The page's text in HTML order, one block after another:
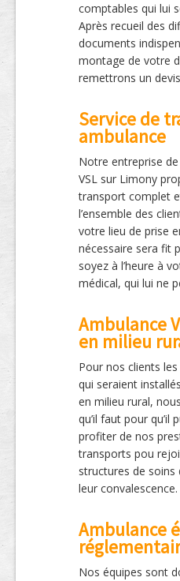
comptables qui lui
Après recueil des
documents
montage de votre
remettrons un
Service de
ambulance
Notre entreprise
VSL sur Limony
transport complet
l’ensemble des
votre lieu de prise
nécessaire sera fit
soyez à l’heure à
médical, qui lui ne
Ambulance
en milieu
Pour nos clients
qui seraient
en milieu rural,
qu’il faut pour qu’il
profiter de nos
transports pou
structures de soins
leur convalescence.
Ambulance
Nos équipes sont